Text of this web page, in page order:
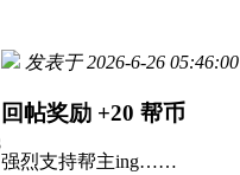
发表于 2026-6-26 05:46:00
回帖奖励 +20 帮币
强烈支持帮主ing……